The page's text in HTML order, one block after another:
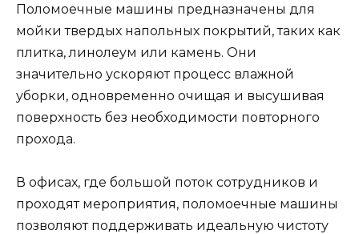
Поломоечные машины предназначены для
мойки твердых напольных покрытий, таких как
плитка, линолеум или камень. Они
значительно ускоряют процесс влажной
уборки, одновременно очищая и высушивая
поверхность без необходимости повторного
прохода.
В офисах, где большой поток сотрудников и
проходят мероприятия, поломоечные машины
позволяют поддерживать идеальную чистоту